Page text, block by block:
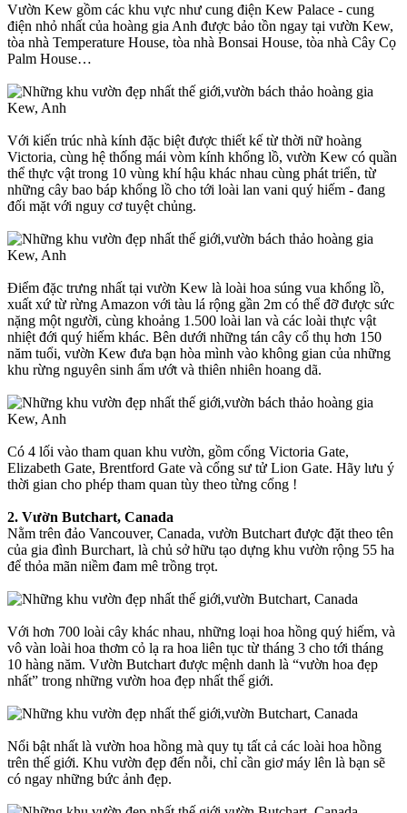
Vườn Kew gồm các khu vực như cung điện Kew Palace - cung
điện nhỏ nhất của hoàng gia Anh được bảo tồn ngay tại vườn Kew,
tòa nhà Temperature House, tòa nhà Bonsai House, tòa nhà Cây Cọ
Palm House…
Với kiến trúc nhà kính đặc biệt được thiết kế từ thời nữ hoàng
Victoria, cùng hệ thống mái vòm kính khổng lồ, vườn Kew có quần
thể thực vật trong 10 vùng khí hậu khác nhau cùng phát triển, từ
những cây bao báp khổng lồ cho tới loài lan vani quý hiếm - đang
đối mặt với nguy cơ tuyệt chủng.
Điểm đặc trưng nhất tại vườn Kew là loài hoa súng vua khổng lồ,
xuất xứ từ rừng Amazon với tàu lá rộng gần 2m có thể đỡ được sức
nặng một người, cùng khoảng 1.500 loài lan và các loài thực vật
nhiệt đới quý hiếm khác. Bên dưới những tán cây cổ thụ hơn 150
năm tuổi, vườn Kew đưa bạn hòa mình vào không gian của những
khu rừng nguyên sinh ẩm ướt và thiên nhiên hoang dã.
Có 4 lối vào tham quan khu vườn, gồm cổng Victoria Gate,
Elizabeth Gate, Brentford Gate và cổng sư tử Lion Gate. Hãy lưu ý
thời gian cho phép tham quan tùy theo từng cổng !
2. Vườn Butchart, Canada
Nằm trên đảo Vancouver, Canada, vườn Butchart được đặt theo tên
của gia đình Burchart, là chủ sở hữu tạo dựng khu vườn rộng 55 ha
để thỏa mãn niềm đam mê trồng trọt.
Với hơn 700 loài cây khác nhau, những loại hoa hồng quý hiếm, và
vô vàn loài hoa thơm cỏ lạ ra hoa liên tục từ tháng 3 cho tới tháng
10 hàng năm. Vườn Butchart được mệnh danh là “vườn hoa đẹp
nhất” trong những vườn hoa đẹp nhất thế giới.
Nổi bật nhất là vườn hoa hồng mà quy tụ tất cả các loài hoa hồng
trên thế giới. Khu vườn đẹp đến nỗi, chỉ cần giơ máy lên là bạn sẽ
có ngay những bức ảnh đẹp.